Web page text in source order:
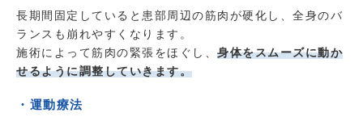
長期間固定していると患部周辺の筋肉が硬化し、全身のバ
ランスも崩れやすくなります。
施術によって筋肉の緊張をほぐし、 身体をスムーズに動か
せるように調整していきます。
・運動療法